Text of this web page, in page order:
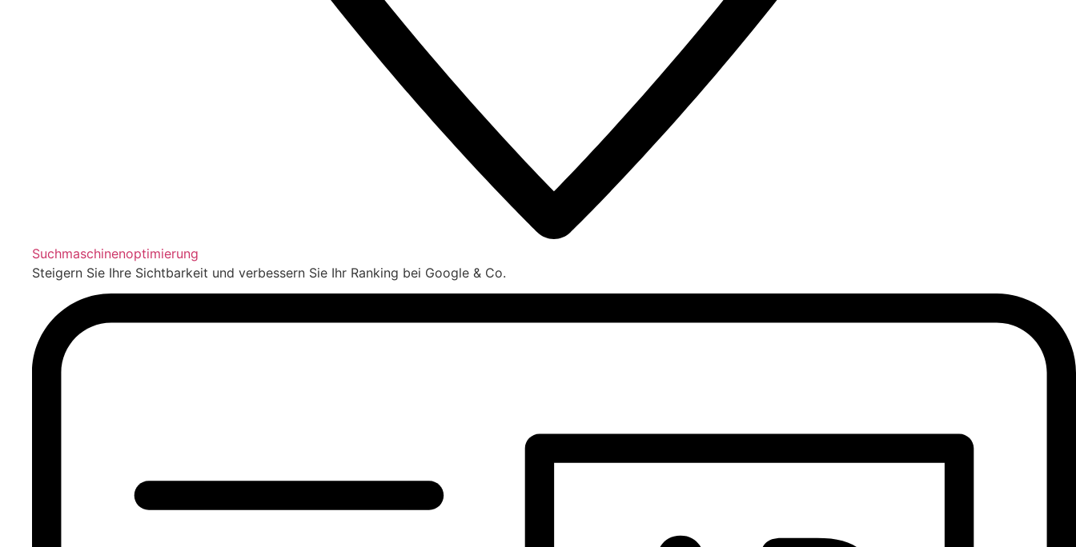
Suchmaschinenoptimierung
Steigern Sie Ihre Sichtbarkeit und verbessern Sie Ihr Ranking bei Google & Co.